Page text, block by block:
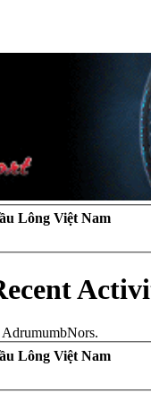
Lông Việt Nam
Lông Việt Nam